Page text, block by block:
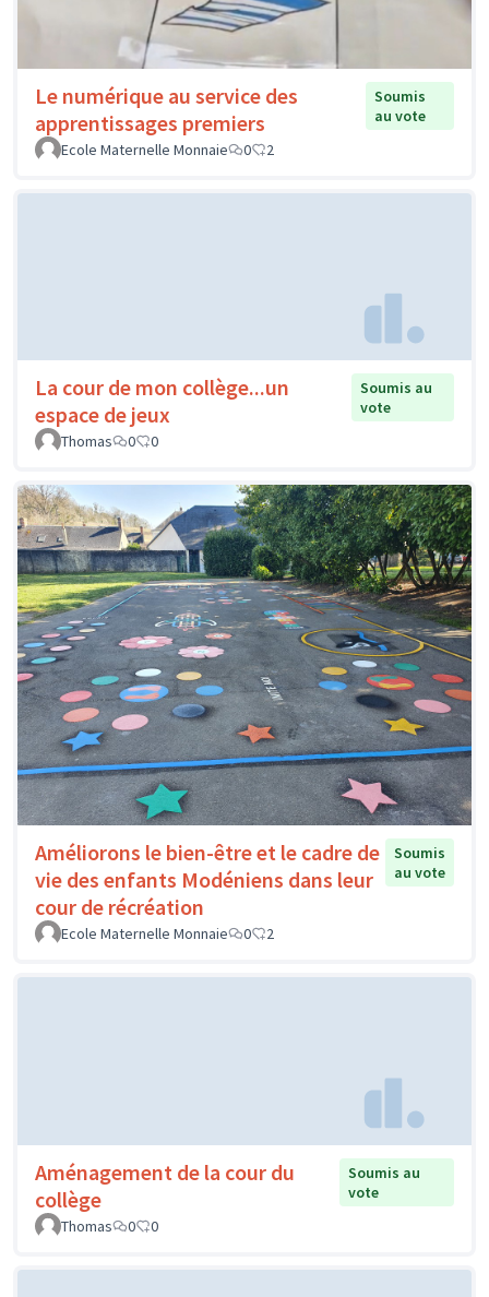
Le numérique au service des
apprentissages premiers
Soumis
au vote
Ecole Maternelle Monnaie
0 2
La cour de mon collège...un
espace de jeux
Soumis au
vote
Thomas
0 0
Améliorons le bien-être et le cadre de
vie des enfants Modéniens dans leur
cour de récréation
Soumis
au vote
Ecole Maternelle Monnaie 0 2
Aménagement de la cour du
collège
Soumis au
vote
Thomas
0 0